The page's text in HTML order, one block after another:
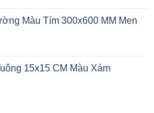
Màu Tím 300x600 MM Men
15x15 CM Màu Xám